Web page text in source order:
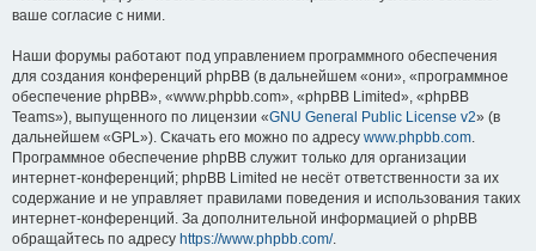
ваше согласие с ними.
Наши форумы работают под управлением программного обеспечения
для создания конференций phpBB (в дальнейшем «они», «программное
обеспечение phpBB», «www.phpbb.com», «phpBB Limited», «phpBB
Teams»), выпущенного по лицензии «GNU General Public License v2» (в
дальнейшем «GPL»). Скачать его можно по адресу www.phpbb.com.
Программное обеспечение phpBB служит только для организации
интернет-конференций; phpBB Limited не несёт ответственности за их
содержание и не управляет правилами поведения и использования таких
интернет-конференций. За дополнительной информацией о phpBB
обращайтесь по адресу https://www.phpbb.com/.